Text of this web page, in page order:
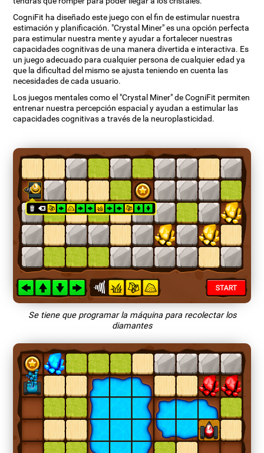
CogniFit ha diseñado este juego con el fin de estimular nuestra
estimación y planificación. "Crystal Miner" es una opción perfecta
para estimular nuestra mente y ayudar a fortalecer nuestras
capacidades cognitivas de una manera divertida e interactiva. Es
un juego adecuado para cualquier persona de cualquier edad ya
que la dificultad del mismo se ajusta teniendo en cuenta las
necesidades de cada usuario.
Los juegos mentales como el "Crystal Miner" de CogniFit permiten
entrenar nuestra percepción espacial y ayudan a estimular las
capacidades cognitivas a través de la neuroplasticidad.
Se tiene que programar la máquina para recolectar los
diamantes